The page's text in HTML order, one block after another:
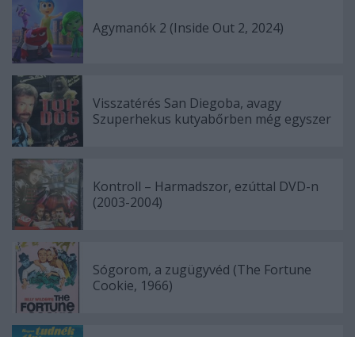
Agymanók 2 (Inside Out 2, 2024)
Visszatérés San Diegoba, avagy
Szuperhekus kutyabőrben még egyszer
Kontroll – Harmadszor, ezúttal DVD-n
(2003-2004)
Sógorom, a zugügyvéd (The Fortune
Cookie, 1966)